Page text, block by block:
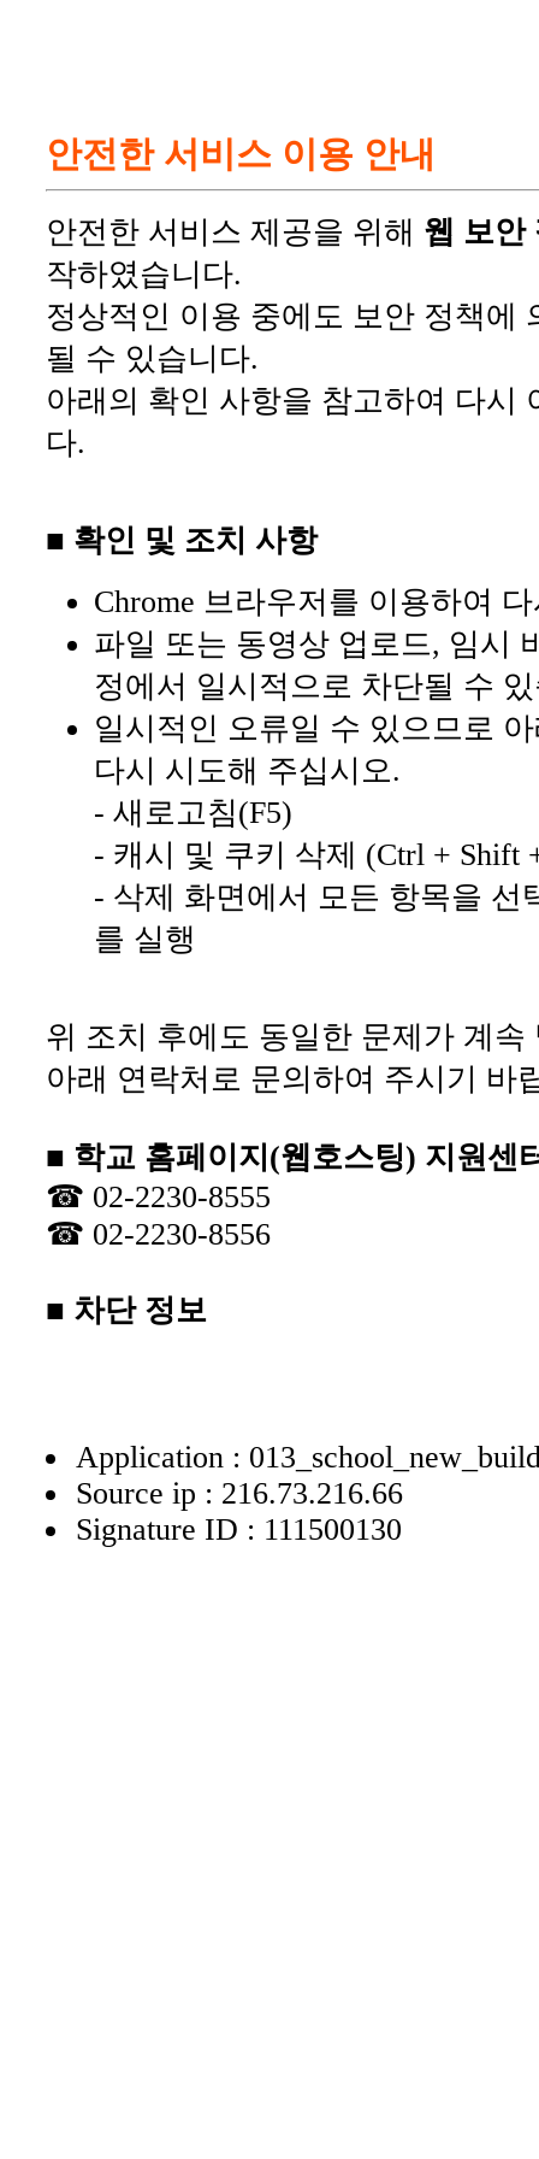
안전한 서비스 이용 안내
안전한 서비스 제공을 위해 웹 보안
작하였습니다.
정상적인 이용 중에도 보안 정책에
될 수 있습니다.
아래의 확인 사항을 참고하여 다시
다.
■ 확인 및 조치 사항
Chrome 브라우저를 이용하여
파일 또는 동영상 업로드, 임시
정에서 일시적으로 차단될 수
일시적인 오류일 수 있으므로
다시 시도해 주십시오.
- 새로고침(F5)
- 캐시 및 쿠키 삭제 (Ctrl + Shift
- 삭제 화면에서 모든 항목을 선
를 실행
위 조치 후에도 동일한 문제가 계속
아래 연락처로 문의하여 주시기 바
■ 학교 홈페이지(웹호스팅) 지원센
☎ 02-2230-8555
☎ 02-2230-8556
■ 차단 정보
Application :
Source ip : 216.73.216.66
Signature ID : 111500130